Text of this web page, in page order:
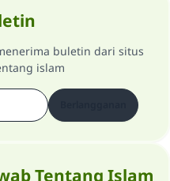
buletin dari situs
islam
Tentang Islam